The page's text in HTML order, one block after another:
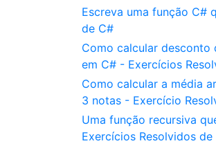
Escreva uma função C#
de C#
Como calcular desconto
em C# - Exercícios
Como calcular a média
3 notas - Exercício
Uma função recursiva
Exercícios Resolvidos de